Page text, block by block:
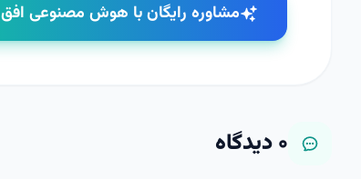
مشاوره رایگان با هوش مصنوعی افق
۰دیدگاه